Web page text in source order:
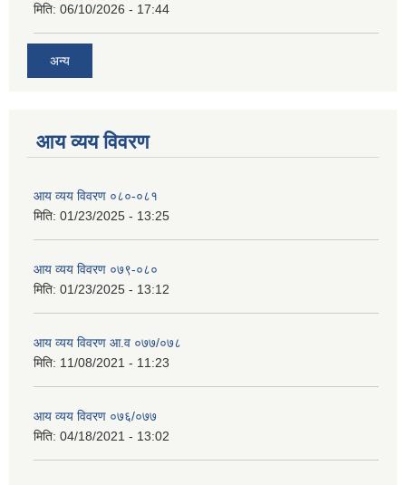
मिति: 06/10/2026 - 17:44
अन्य
आय व्यय विवरण
आय व्यय विवरण ०८०-०८१
मिति: 01/23/2025 - 13:25
आय व्यय विवरण ०७९-०८०
मिति: 01/23/2025 - 13:12
आय व्यय विवरण आ.व ०७७/०७८
मिति: 11/08/2021 - 11:23
आय व्यय विवरण ०७६/०७७
मिति: 04/18/2021 - 13:02